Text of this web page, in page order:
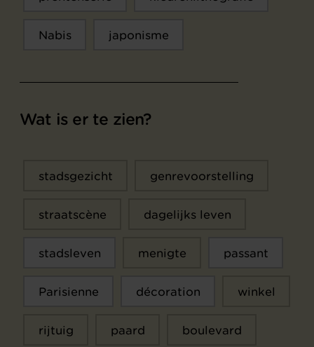
Nabis japonisme
Wat is er te zien?
stadsgezicht genrevoorstelling
straatscène dagelijks leven
stadsleven menigte passant
Parisienne décoration winkel
rijtuig paard boulevard